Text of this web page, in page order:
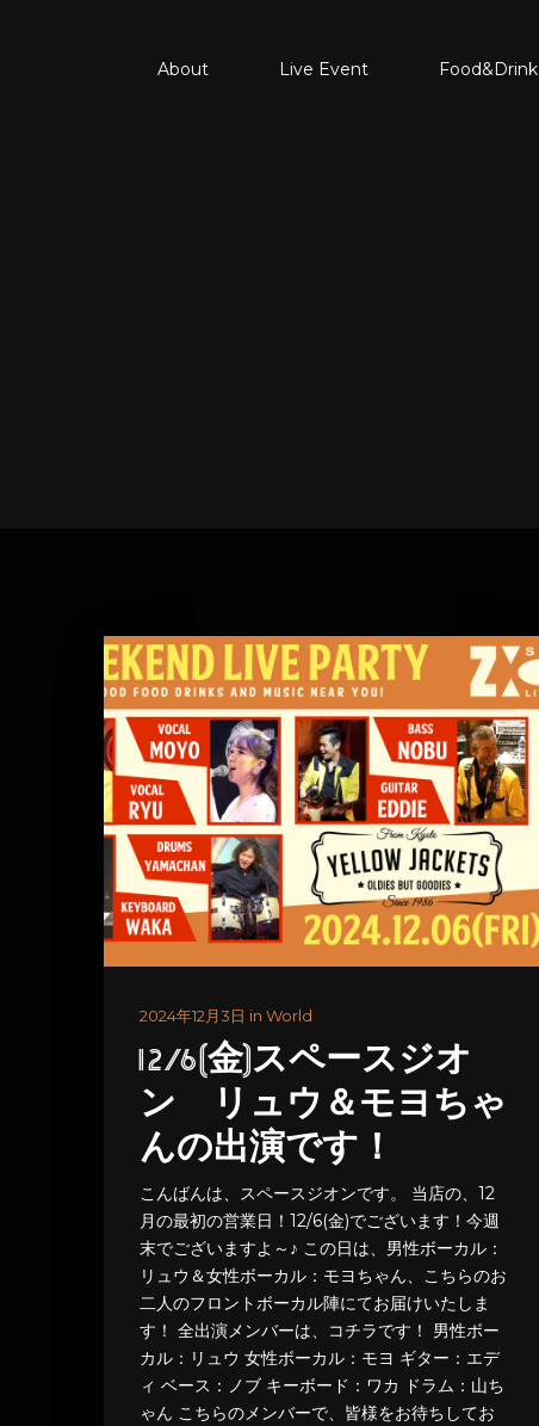
About Live Event Food&Drink
2024年12月3日 in World
12/6(金)スペースジオ
ン リュウ＆モヨちゃ
んの出演です！
こんばんは、スペースジオンです。 当店の、12
月の最初の営業日！12/6(金)でございます！今週
末でございますよ～♪ この日は、男性ボーカル：
リュウ＆女性ボーカル：モヨちゃん、こちらのお
二人のフロントボーカル陣にてお届けいたしま
す！ 全出演メンバーは、コチラです！ 男性ボー
カル：リュウ 女性ボーカル：モヨ ギター：エデ
ィ ベース：ノブ キーボード：ワカ ドラム：山ち
ゃん こちらのメンバーで、皆様をお待ちしてお